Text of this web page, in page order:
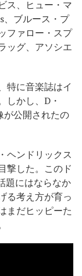
ス、ヒュー・マ
、ブルース・プ
ファロー・スプ
ッグ、アソシエ
特に音楽誌はイ
しかし、D・
が公開されたの
ヘンドリックス
撃した。このド
題にはならなか
る考え方が育っ
まだヒッピーた